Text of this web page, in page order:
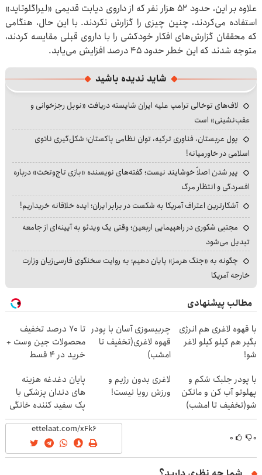
علاوه بر این، حدود ۵۲ هزار نفر که از داروی دیابت قدیمی «لیراگلوتاید»
استفاده می‌کردند، چنین چیزی را گزارش نکردند. با این حال، هنگامی
که محققان گزارش‌های افکار خودکشی را با داروی قبلی مقایسه کردند،
متوجه شدند که این خطر حدود ۴۵ درصد افزایش می‌یابد.
شاید ندیده باشید
لاف‌های توخالی ترامپ علیه ایران شایسته دریافت «نوبل رجزخوانی و
عقب‌نشینی» است
پول عربستان، فناوری ترکیه، توان نظامی پاکستان؛ شکل‌گیری ناتوی
اسلامی در خاورمیانه!
پیر شدن اصلاً خوشایند نیست؛ گفته‌های نویسنده «بازی تاج‌وتخت» درباره
افسردگی و انتظار مرگ
آشکارترین اعتراف آمریکا به شکست در برابر ایران؛ ایده خلاقانه خریداریم!
مجتبی شکوری در راهپیمایی اربعین؛ وقتی یک ویدئو به آیینه‌ای از جامعه
تبدیل می‌شود
چگونه به «جنگ هرمز» پایان دهیم؛ به روایت سخنگوی فارسی‌زبان وزارت
خارجه آمریکا
مطالب پیشنهادی
با قهوه لاغری هم انرژی
بگیر هم کیلو کیلو لاغر
شو!
چربیسوزی آسان با پودر
قهوه لاغری(تخفیف تا
امشب)
تا 70 درصد تخفیف
محصولات جین وست +
خرید در 4 قسط
با پودر جلبک شکم و
پهلوتو آب کن و مانکن
شو(تخفیف تا امشب)
لاغری بدون رژیم و
ورزش رویا نیست!
پایان دغدغه هزینه
های دندان پزشکی با
پک سفید کننده خانگی
۰ ۰